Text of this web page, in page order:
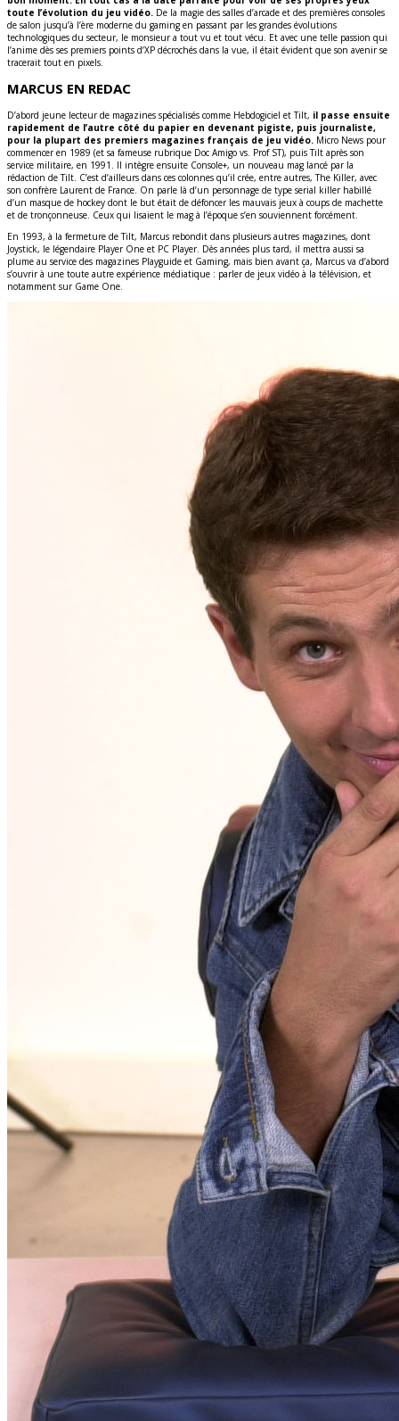
toute l’évolution du jeu vidéo. De la magie des salles d’arcade et des premières consoles
de salon jusqu’à l’ère moderne du gaming en passant par les grandes évolutions
technologiques du secteur, le monsieur a tout vu et tout vécu. Et avec une telle passion qui
l’anime dès ses premiers points d’XP décrochés dans la vue, il était évident que son avenir se
tracerait tout en pixels.
MARCUS EN REDAC
D’abord jeune lecteur de magazines spécialisés comme Hebdogiciel et Tilt, il passe ensuite
rapidement de l’autre côté du papier en devenant pigiste, puis journaliste,
pour la plupart des premiers magazines français de jeu vidéo. Micro News pour
commencer en 1989 (et sa fameuse rubrique Doc Amigo vs. Prof ST), puis Tilt après son
service militaire, en 1991. Il intègre ensuite Console+, un nouveau mag lancé par la
rédaction de Tilt. C’est d’ailleurs dans ces colonnes qu’il crée, entre autres, The Killer, avec
son confrère Laurent de France. On parle là d’un personnage de type serial killer habillé
d’un masque de hockey dont le but était de défoncer les mauvais jeux à coups de machette
et de tronçonneuse. Ceux qui lisaient le mag à l’époque s’en souviennent forcément.
En 1993, à la fermeture de Tilt, Marcus rebondit dans plusieurs autres magazines, dont
Joystick, le légendaire Player One et PC Player. Dès années plus tard, il mettra aussi sa
plume au service des magazines Playguide et Gaming, mais bien avant ça, Marcus va d’abord
s’ouvrir à une toute autre expérience médiatique : parler de jeux vidéo à la télévision, et
notamment sur Game One.